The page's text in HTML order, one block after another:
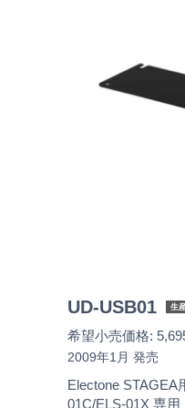
UD-USB01 生
希望小売価格:
2009年1月 発売
Electone STAGEA
01C/ELS-01X 専用